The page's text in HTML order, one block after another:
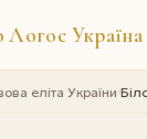
Україна
еліта України›